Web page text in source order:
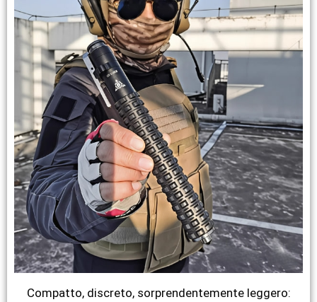
Compatto, discreto, sorprendentemente leggero: